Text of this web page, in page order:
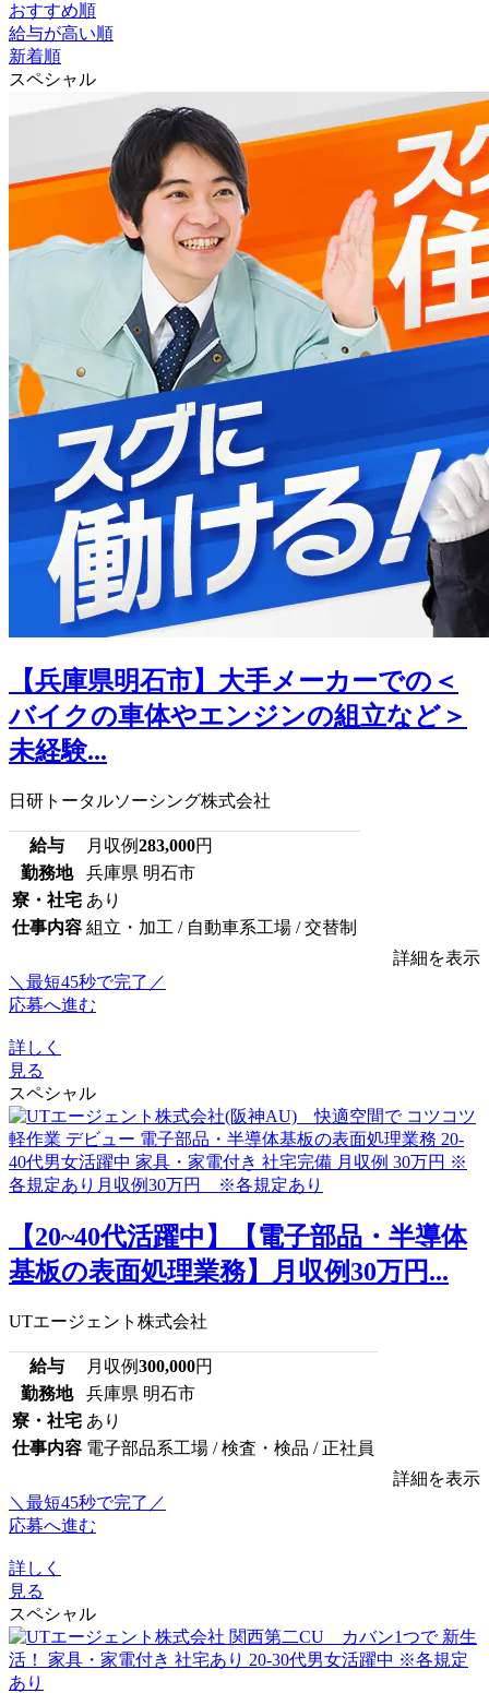
おすすめ順
給与が高い順
新着順
スペシャル
【兵庫県明石市】大手メーカーでの＜
バイクの車体やエンジンの組立など＞
未経験...
日研トータルソーシング株式会社
給与 月収例283,000円
勤務地
兵庫県 明石市
寮・社宅 あり
仕事内容 組立・加工 / 自動車系工場 / 交替制
詳細を表示
＼最短45秒で完了／
応募へ進む
詳しく
見る
スペシャル
【20~40代活躍中】【電子部品・半導体
基板の表面処理業務】月収例30万円...
UTエージェント株式会社
給与 月収例300,000円
勤務地
兵庫県 明石市
寮・社宅 あり
仕事内容 電子部品系工場 / 検査・検品 / 正社員
詳細を表示
＼最短45秒で完了／
応募へ進む
詳しく
見る
スペシャル